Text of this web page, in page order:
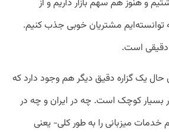
و هنوز هم سهم بازار داریم و از
مشتریان خوبی جذب کنیم.
دقیقی است.
یک گزاره دقیق دیگر هم وجود دارد که
بسیار کوچک است. چه در ایران و چه در
خدمات میزبانی را به طور کلی- یعنی